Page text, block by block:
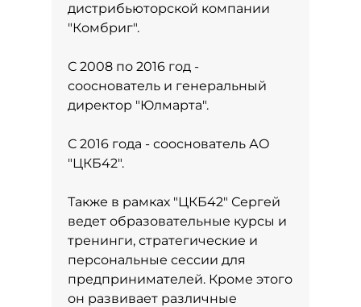
дистрибьюторской компании
"Комбриг".
С 2008 по 2016 год -
сооснователь и генеральный
директор "Юлмарта".
С 2016 года - сооснователь АО
"ЦКБ42".
Также в рамках "ЦКБ42" Сергей
ведет образовательные курсы и
тренинги, стратегические и
персональные сессии для
предпринимателей. Кроме этого
он развивает различные